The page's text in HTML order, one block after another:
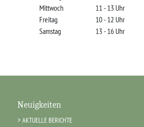
Mittwoch
11 - 13 Uhr
Freitag
10 - 12 Uhr
Samstag
13 - 16 Uhr
Neuigkeiten
AKTUELLE BERICHTE